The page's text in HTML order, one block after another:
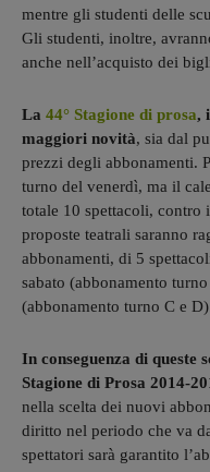
mentre gli studenti delle
Gli studenti, inoltre,
anche nell’acquisto dei
La 44° Stagione di prosa,
maggiori novità, sia dal
prezzi degli abbonamenti.
turno del venerdì, ma il
totale 10 spettacoli, contro
proposte teatrali saranno
abbonamenti, di 5
sabato (abbonamento
(abbonamento turno C e
In conseguenza di queste
Stagione di Prosa 2014-
nella scelta dei nuovi
diritto nel periodo che va
spettatori sarà garantito